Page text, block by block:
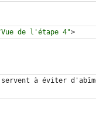
de l'étape 4">